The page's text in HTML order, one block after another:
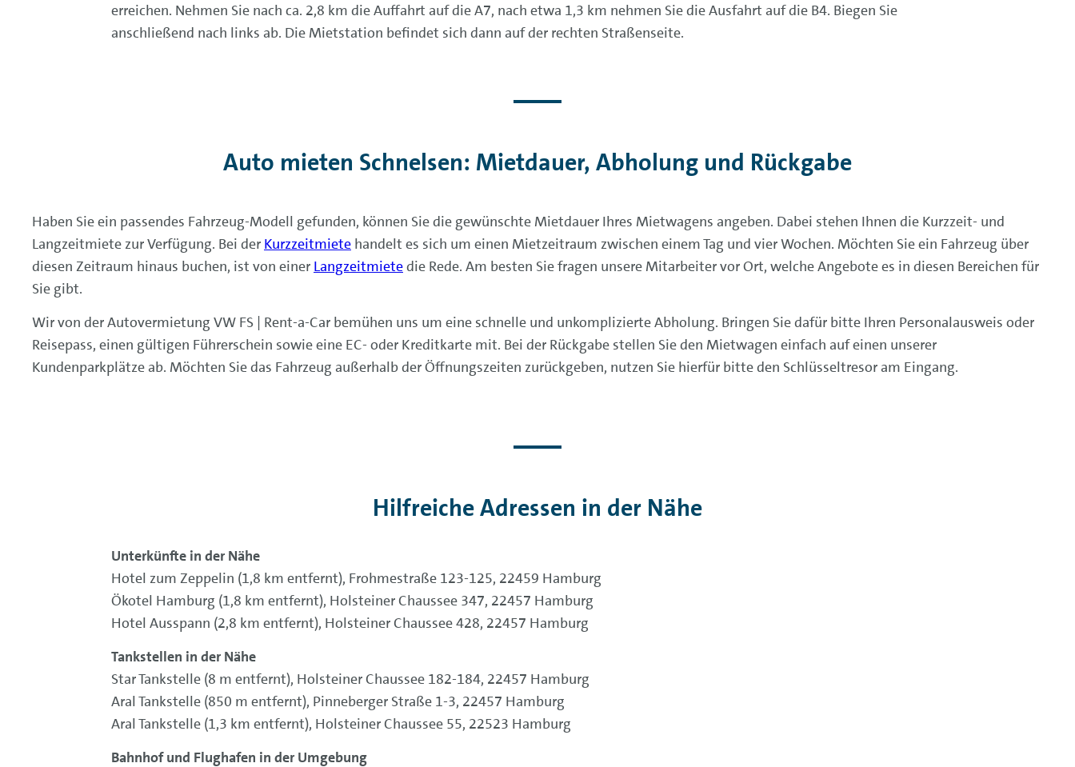
erreichen. Nehmen Sie nach ca. 2,8 km die Auffahrt auf die A7, nach etwa 1,3 km nehmen Sie die Ausfahrt auf die B4. Biegen Sie
anschließend nach links ab. Die Mietstation befindet sich dann auf der rechten Straßenseite.
Auto mieten Schnelsen: Mietdauer, Abholung und Rückgabe
Haben Sie ein passendes Fahrzeug-Modell gefunden, können Sie die gewünschte Mietdauer Ihres Mietwagens angeben. Dabei stehen Ihnen die Kurzzeit- und
Langzeitmiete zur Verfügung. Bei der Kurzzeitmiete handelt es sich um einen Mietzeitraum zwischen einem Tag und vier Wochen. Möchten Sie ein Fahrzeug über
diesen Zeitraum hinaus buchen, ist von einer Langzeitmietedie Rede. Am besten Sie fragen unsere Mitarbeiter vor Ort, welche Angebote es in diesen Bereichen für
Sie gibt.
Wir von der Autovermietung VW FS | Rent-a-Car bemühen uns um eine schnelle und unkomplizierte Abholung. Bringen Sie dafür bitte Ihren Personalausweis oder
Reisepass, einen gültigen Führerschein sowie eine EC- oder Kreditkarte mit. Bei der Rückgabe stellen Sie den Mietwagen einfach auf einen unserer
Kundenparkplätze ab. Möchten Sie das Fahrzeug außerhalb der Öffnungszeiten zurückgeben, nutzen Sie hierfür bitte den Schlüsseltresor am Eingang.
Hilfreiche Adressen in der Nähe
Unterkünfte in der Nähe
Hotel zum Zeppelin (1,8 km entfernt), Frohmestraße 123-125, 22459 Hamburg
Ökotel Hamburg (1,8 km entfernt), Holsteiner Chaussee 347, 22457 Hamburg
Hotel Ausspann (2,8 km entfernt), Holsteiner Chaussee 428, 22457 Hamburg
Tankstellen in der Nähe
Star Tankstelle (8 m entfernt), Holsteiner Chaussee 182-184, 22457 Hamburg
Aral Tankstelle (850 m entfernt), Pinneberger Straße 1-3, 22457 Hamburg
Aral Tankstelle (1,3 km entfernt), Holsteiner Chaussee 55, 22523 Hamburg
Bahnhof und Flughafen in der Umgebung